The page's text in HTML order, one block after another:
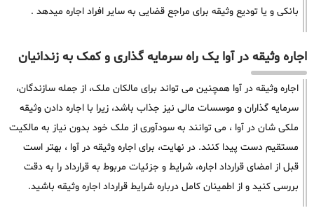
بانکی و یا تودیع وثیقه برای مراجع قضایی به سایر افراد اجاره میدهد .
اجاره وثیقه در آوا یک راه سرمایه گذاری و کمک به زندانیان
اجاره وثیقه در آوا همچنین می تواند برای مالکان ملک، از جمله سازندگان،
سرمایه گذاران و موسسات مالی نیز جذاب باشد، زیرا با اجاره دادن وثیقه
ملکی شان در آوا ، می توانند به سودآوری از ملک خود بدون نیاز به مالکیت
مستقیم دست پیدا کنند. در نهایت، برای اجاره وثیقه در آوا ، بهتر است
قبل از امضای قرارداد اجاره، شرایط و جزئیات مربوط به قرارداد را به دقت
بررسی کنید و از اطمینان کامل درباره شرایط قرارداد اجاره وثیقه باشید.